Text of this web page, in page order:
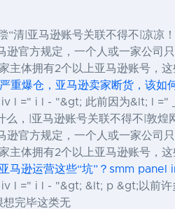
“清|亚马逊账号关联不得不|凉凉
官方规定，一个人或一家公司
主体拥有2个以上亚马逊账号，
重爆仓，亚马逊卖家断货，该
l =" i l - "&gt; 此前因为&lt; l
么，|亚马逊账号关联不得不|敦煌
官方规定，一个人或一家公司
主体拥有2个以上亚马逊账号，
马逊运营这些“坑”？smm
l =" i l - "&gt; &lt; p &gt;以前许
想完毕这类无